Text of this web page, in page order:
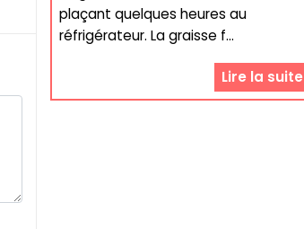
plaçant quelques heures au
réfrigérateur. La graisse f...
Lire la suite